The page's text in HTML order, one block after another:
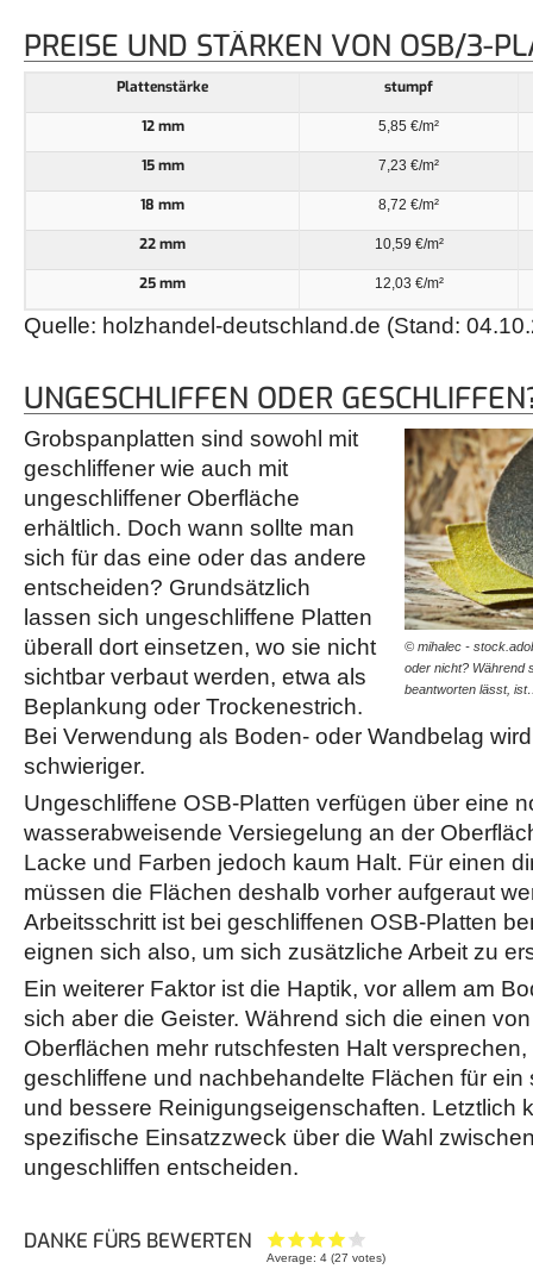
PREISE UND STÄRKEN VON OSB/3-
Plattenstärke stumpf
12 mm 5,85 €/m²
15 mm 7,23 €/m²
18 mm 8,72 €/m²
22 mm 10,59 €/m²
25 mm 12,03 €/m²
Quelle: holzhandel-deutschland.de (Stand:
UNGESCHLIFFEN ODER
© mihalec -
oder nicht? Während
beantworten lässt,
Grobspanplatten sind sowohl mit
geschliffener wie auch mit
ungeschliffener Oberfläche
erhältlich. Doch wann sollte man
sich für das eine oder das andere
entscheiden? Grundsätzlich
lassen sich ungeschliffene Platten
überall dort einsetzen, wo sie nicht
sichtbar verbaut werden, etwa als
Beplankung oder Trockenestrich.
Bei Verwendung als Boden- oder Wandbelag
schwieriger.
Ungeschliffene OSB-Platten verfügen über eine
wasserabweisende Versiegelung an der
Lacke und Farben jedoch kaum Halt. Für einen
müssen die Flächen deshalb vorher aufgeraut
Arbeitsschritt ist bei geschliffenen OSB-Platten
eignen sich also, um sich zusätzliche Arbeit zu
Ein weiterer Faktor ist die Haptik, vor allem am
sich aber die Geister. Während sich die einen
Oberflächen mehr rutschfesten Halt
geschliffene und nachbehandelte Flächen für
und bessere Reinigungseigenschaften. Letztlich
spezifische Einsatzzweck über die Wahl
ungeschliffen entscheiden.
DANKE FÜRS BEWERTEN
Average:4 (27 votes)